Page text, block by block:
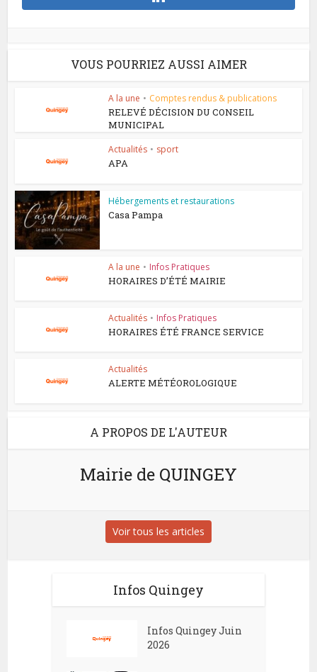
VOUS POURRIEZ AUSSI AIMER
A la une • Comptes rendus & publications
RELEVÉ DÉCISION DU CONSEIL
MUNICIPAL
Actualités • sport
APA
Hébergements et restaurations
Casa Pampa
A la une • Infos Pratiques
HORAIRES D’ÉTÉ MAIRIE
Actualités • Infos Pratiques
HORAIRES ÉTÉ FRANCE SERVICE
Actualités
ALERTE MÉTÉOROLOGIQUE
A PROPOS DE L'AUTEUR
Mairie de QUINGEY
Voir tous les articles
Infos Quingey
Infos Quingey Juin
2026